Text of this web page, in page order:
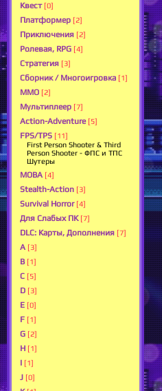
Квест [0]
Платформер [2]
Приключения [2]
Ролевая, RPG [4]
Стратегия [3]
Сборник / Многоигровка [1]
ММО [2]
Мультиплеер [7]
Action-Adventure [5]
FPS/TPS [11]
First Person Shooter & Third
Person Shooter - ФПС и ТПС
Шутеры
MOBA [4]
Stealth-Action [3]
Survival Horror [4]
Для Слабых ПК [7]
DLC: Карты, Дополнения [7]
A [3]
B [1]
C [5]
D [3]
E [0]
F [1]
G [2]
H [1]
I [1]
J [0]